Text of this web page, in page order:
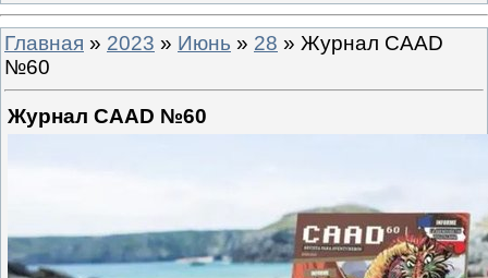
Главная » 2023 » Июнь » 28 » Журнал CAAD
№60
Журнал CAAD №60